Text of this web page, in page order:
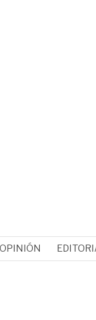
OPINIÓN